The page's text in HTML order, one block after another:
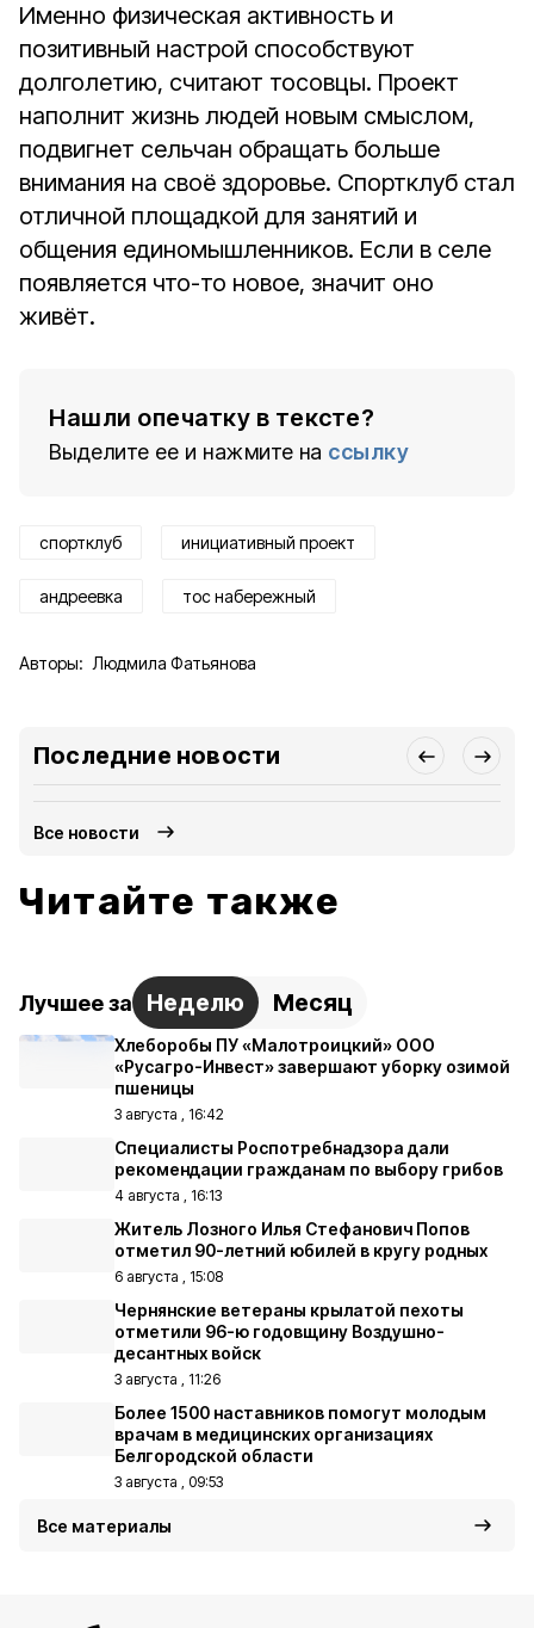
Именно физическая активность и
позитивный настрой способствуют
долголетию, считают тосовцы. Проект
наполнит жизнь людей новым смыслом,
подвигнет сельчан обращать больше
внимания на своё здоровье. Спортклуб стал
отличной площадкой для занятий и
общения единомышленников. Если в селе
появляется что-то новое, значит оно
живёт.
Нашли опечатку в тексте?
Выделите ее и нажмите на ссылку
спортклуб инициативный проект
андреевка тос набережный
Авторы: Людмила Фатьянова
Последние новости
Все новости
Читайте также
Лучшее за Неделю Месяц
Хлеборобы ПУ «Малотроицкий» ООО
«Русагро-Инвест» завершают уборку озимой
пшеницы
3 августа , 16:42
Специалисты Роспотребнадзора дали
рекомендации гражданам по выбору грибов
4 августа , 16:13
Житель Лозного Илья Стефанович Попов
отметил 90-летний юбилей в кругу родных
6 августа , 15:08
Чернянские ветераны крылатой пехоты
отметили 96-ю годовщину Воздушно-
десантных войск
3 августа , 11:26
Более 1500 наставников помогут молодым
врачам в медицинских организациях
Белгородской области
3 августа , 09:53
Все материалы